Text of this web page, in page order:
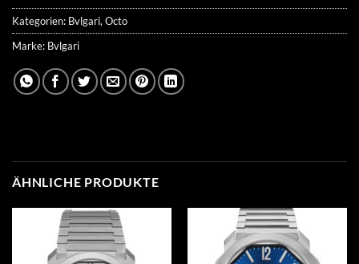
Kategorien: Bvlgari, Octo
Marke: Bvlgari
ÄHNLICHE PRODUKTE